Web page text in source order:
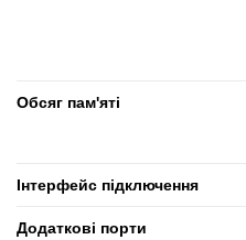
Обсяг пам'яті
Інтерфейс підключення
Додаткові порти